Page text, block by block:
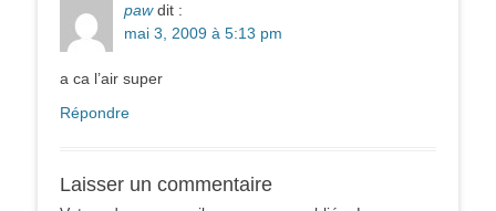
paw dit :
mai 3, 2009 à 5:13 pm
a ca l’air super
Répondre
Laisser un commentaire